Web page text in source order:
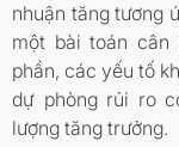
nhuận tăng tương
một bài toán
phần, các yếu tố
dự phòng rủi ro
lượng tăng trưởng.